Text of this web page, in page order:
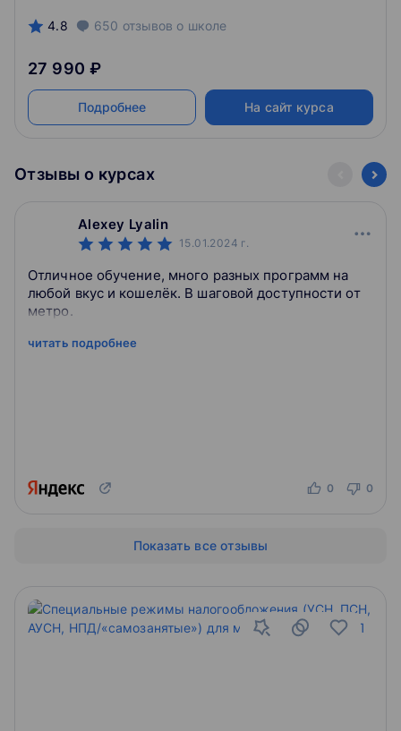
4.8 650 отзывов о школе
27 990 ₽
Подробнее На сайт курса
Отзывы о курсах
Alexey Lyalin
15.01.2024 г.
Отличное обучение, много разных программ на
любой вкус и кошелёк. В шаговой доступности от
метро.
читать подробнее
0 0
Показать все отзывы